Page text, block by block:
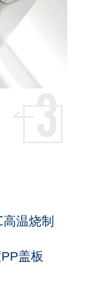
温烧制
盖板